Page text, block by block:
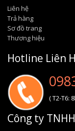
Liên hệ
Trả hàng
Sơ đồ trang
Thương hiệu
Hotline Liên
( T2-T6:
Công ty